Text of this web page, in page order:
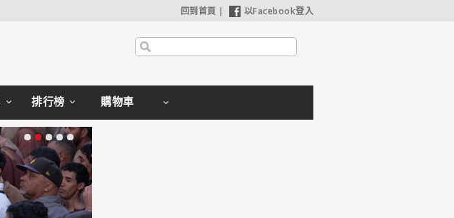
回到首頁 | 以Facebook登入
排行榜 購物車